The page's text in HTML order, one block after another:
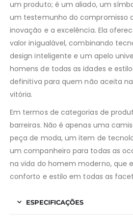
um produto; é um aliado, um
um testemunho do compromisso
inovação e a excelência. Ela
valor inigualável, combinando
design inteligente e um apelo
homens de todas as idades e
definitiva para quem não aceita
vitória.
Em termos de categorias de
barreiras. Não é apenas uma
peça de moda, um item de
um companheiro para todas as
na vida do homem moderno, que
conforto e estilo em todas as
ESPECIFICAÇÕES